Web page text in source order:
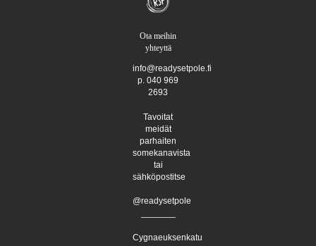
Ota meihin
yhteyttä
info@readysetpole.fi
p. 040 969
2693
Tavoitat
meidät
parhaiten
somekanavista
tai
sähköpostitse
@readysetpole
Cygnaeuksenkatu